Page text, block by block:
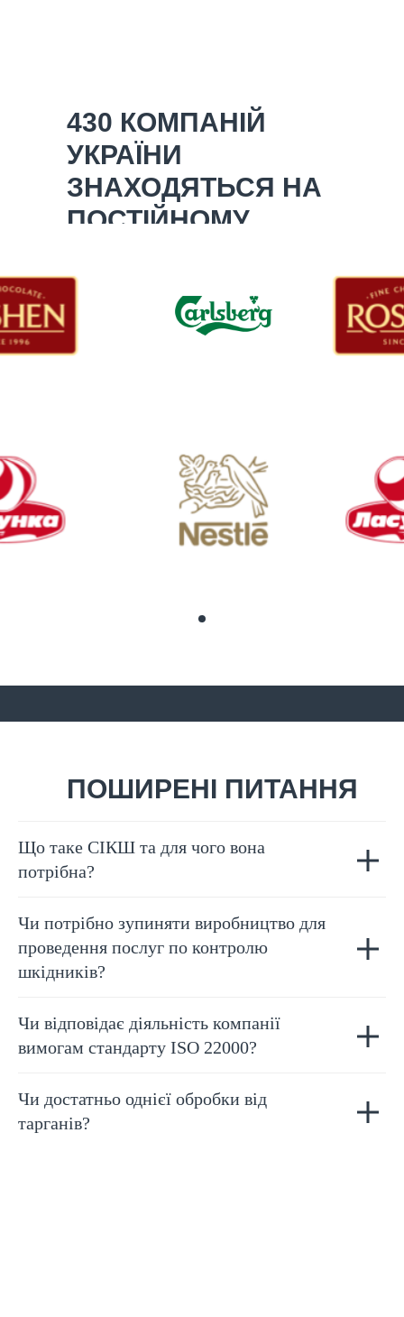
430 КОМПАНІЙ
УКРАЇНИ
ЗНАХОДЯТЬСЯ НА
ПОСТІЙНОМУ
ПОШИРЕНІ ПИТАННЯ
Що таке СІКШ та для чого вона
потрібна?
Чи потрібно зупиняти виробництво для
проведення послуг по контролю
шкідників?
Чи відповідає діяльність компанії
вимогам стандарту ISO 22000?
Чи достатньо однієї обробки від
тарганів?